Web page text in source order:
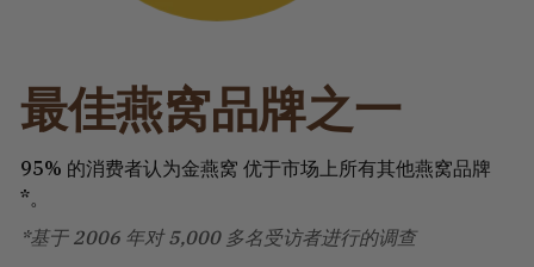
最佳燕窝品牌之一
95% 的消费者认为金燕窝 优于市场上所有其他燕窝品牌
*。
*基于 2006 年对 5,000 多名受访者进行的调查